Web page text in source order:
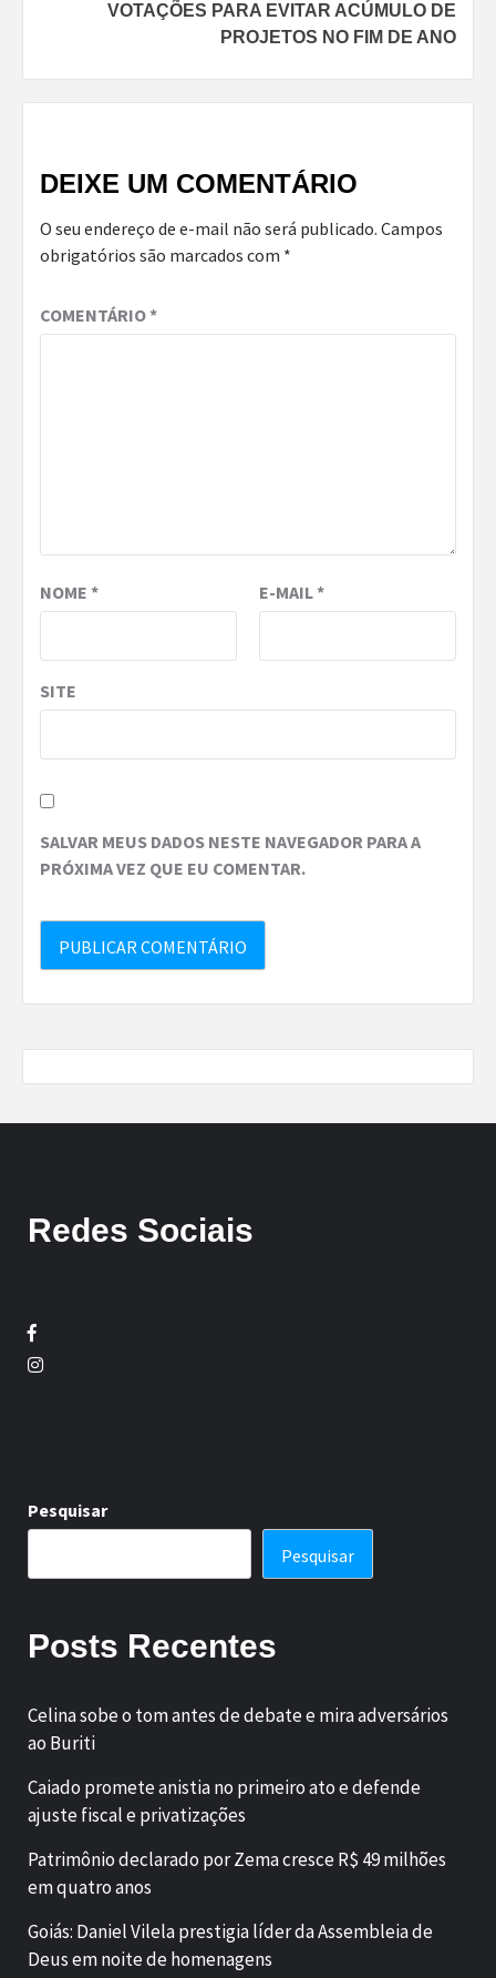
VOTAÇÕES PARA EVITAR ACÚMULO DE
PROJETOS NO FIM DE ANO
DEIXE UM COMENTÁRIO
O seu endereço de e-mail não será publicado. Campos
obrigatórios são marcados com *
COMENTÁRIO*
NOME * E-MAIL*
SITE
SALVAR MEUS DADOS NESTE NAVEGADOR PARA A
PRÓXIMA VEZ QUE EU COMENTAR.
Redes Sociais
Facebook
Twitter
Pesquisar
Pesquisar
Posts Recentes
Celina sobe o tom antes de debate e mira adversários
ao Buriti
Caiado promete anistia no primeiro ato e defende
ajuste fiscal e privatizações
Patrimônio declarado por Zema cresce R$ 49 milhões
em quatro anos
Goiás: Daniel Vilela prestigia líder da Assembleia de
Deus em noite de homenagens